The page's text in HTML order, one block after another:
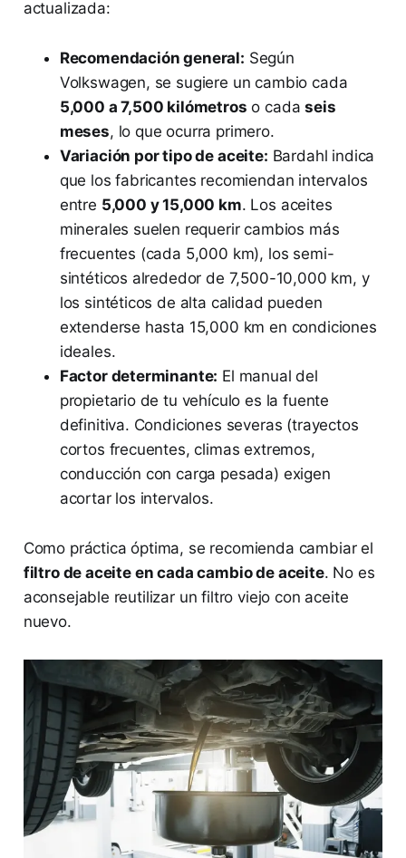
actualizada:
Recomendación general: Según
Volkswagen, se sugiere un cambio cada
5,000 a 7,500 kilómetros o cadaseis
meses, lo que ocurra primero.
Variación por tipo de aceite: Bardahl indica
que los fabricantes recomiendan intervalos
entre 5,000 y 15,000 km. Los aceites
minerales suelen requerir cambios más
frecuentes (cada 5,000 km), los semi-
sintéticos alrededor de 7,500-10,000 km, y
los sintéticos de alta calidad pueden
extenderse hasta 15,000 km en condiciones
ideales.
Factor determinante: El manual del
propietario de tu vehículo es la fuente
definitiva. Condiciones severas (trayectos
cortos frecuentes, climas extremos,
conducción con carga pesada) exigen
acortar los intervalos.
Como práctica óptima, se recomienda cambiar el
filtro de aceite en cada cambio de aceite. No es
aconsejable reutilizar un filtro viejo con aceite
nuevo.